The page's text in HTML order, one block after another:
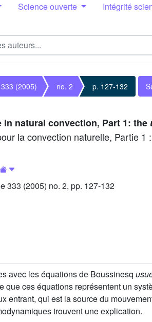
Science ouverte Intégrité
(2005) no. 2 p. 127-132
natural convection, Part 1: the
la convection naturelle, Partie 1
333 (2005) no. 2, pp. 127-132
avec les équations de Boussinesq
que ces équations représentent un
entrant, qui est la source du
trouvent une explication.